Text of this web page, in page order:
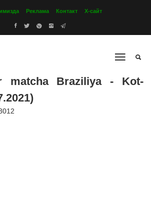
Реклама Контакт Х-сайт
matcha Braziliya - Kot-